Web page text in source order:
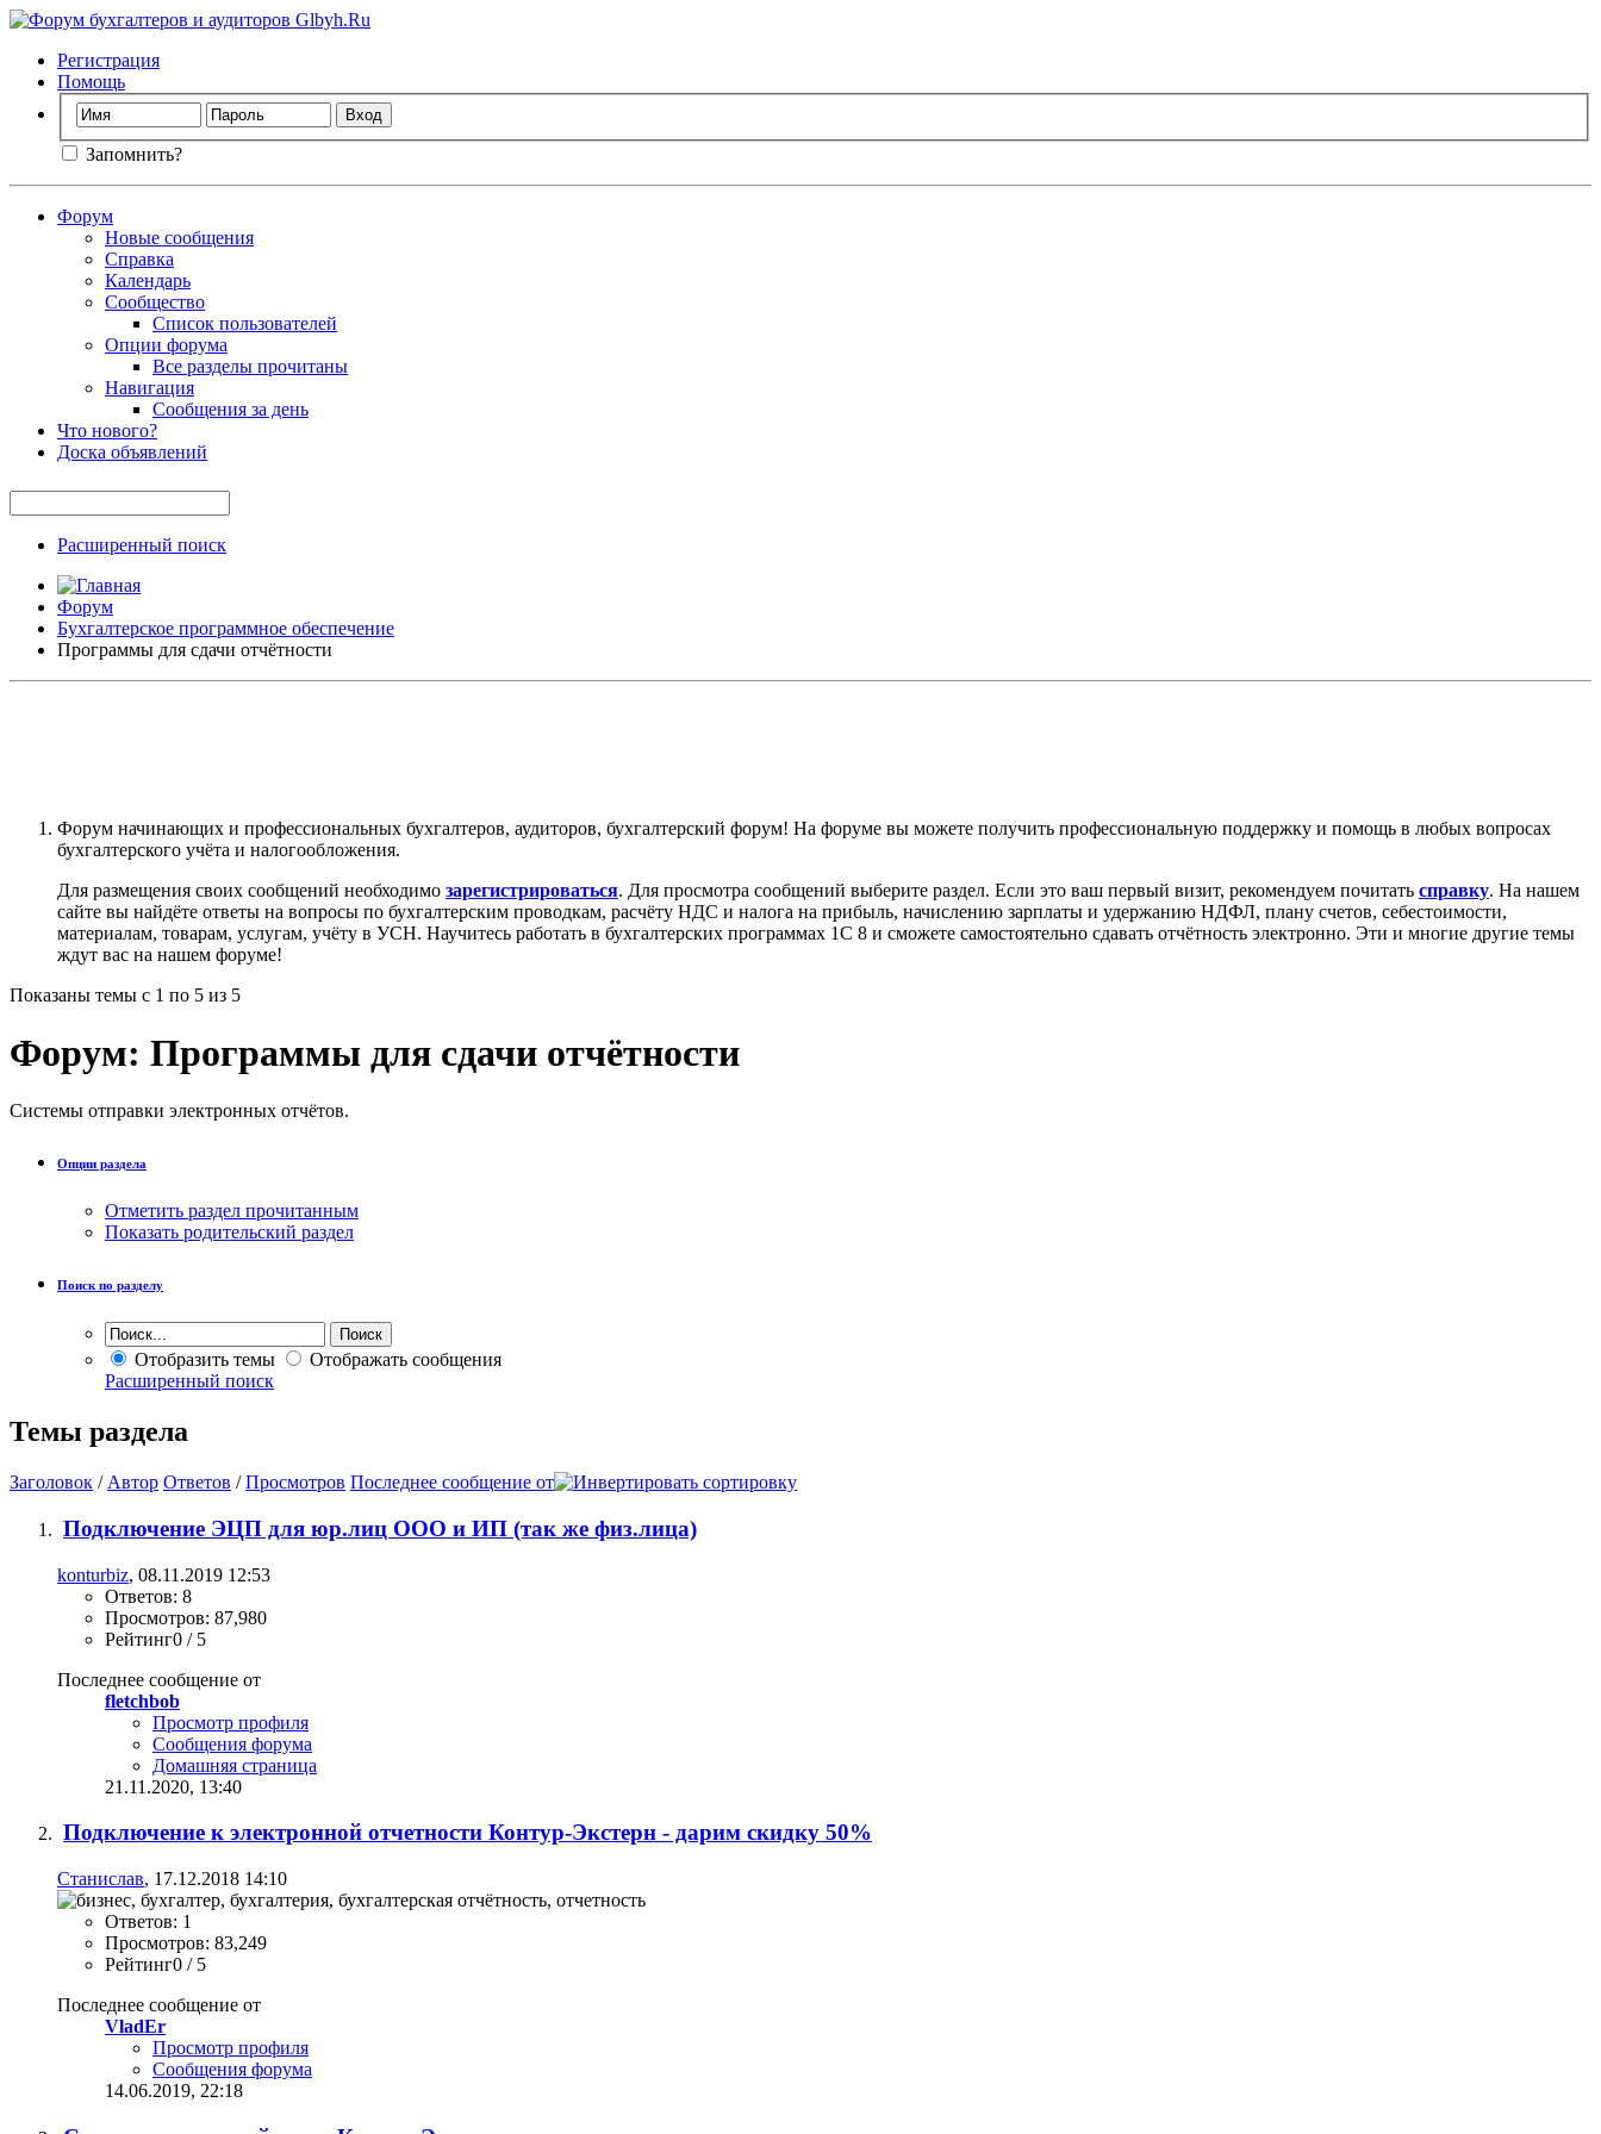
Регистрация
Помощь
Запомнить?
Форум
Новые сообщения
Справка
Календарь
Сообщество
Список пользователей
Опции форума
Все разделы прочитаны
Навигация
Сообщения за день
Что нового?
Доска объявлений
Расширенный поиск
Форум
Бухгалтерское программное обеспечение
Программы для сдачи отчётности
Форум начинающих и профессиональных бухгалтеров, аудиторов, бухгалтерский форум! На форуме вы можете получить профессиональную поддержку и помощь в любых вопросах
бухгалтерского учёта и налогообложения.
Для размещения своих сообщений необходимо зарегистрироваться. Для просмотра сообщений выберите раздел. Если это ваш первый визит, рекомендуем почитать справку. На нашем
сайте вы найдёте ответы на вопросы по бухгалтерским проводкам, расчёту НДС и налога на прибыль, начислению зарплаты и удержанию НДФЛ, плану счетов, себестоимости,
материалам, товарам, услугам, учёту в УСН. Научитесь работать в бухгалтерских программах 1С 8 и сможете самостоятельно сдавать отчётность электронно. Эти и многие другие темы
ждут вас на нашем форуме!
Показаны темы с 1 по 5 из 5
Форум: Программы для сдачи отчётности
Системы отправки электронных отчётов.
Опции раздела
Отметить раздел прочитанным
Показать родительский раздел
Поиск по разделу
Отобразить темы
Отображать сообщения
Расширенный поиск
Темы раздела
Заголовок / Автор Ответов /Просмотров Последнее сообщение от
Подключение ЭЦП для юр.лиц ООО и ИП (так же физ.лица)
konturbiz, 08.11.2019 12:53
Ответов: 8
Просмотров: 87,980
Рейтинг0 / 5
Последнее сообщение от
fletchbob
Просмотр профиля
Сообщения форума
Домашняя страница
21.11.2020, 13:40
Подключение к электронной отчетности Контур-Экстерн - дарим скидку 50%
Станислав, 17.12.2018 14:10
Ответов: 1
Просмотров: 83,249
Рейтинг0 / 5
Последнее сообщение от
VladEr
Просмотр профиля
Сообщения форума
14.06.2019, 22:18